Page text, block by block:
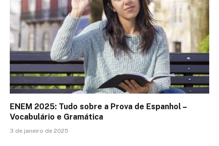
ENEM 2025: Tudo sobre a Prova de Espanhol –
Vocabulário e Gramática
3 de janeiro de 2025